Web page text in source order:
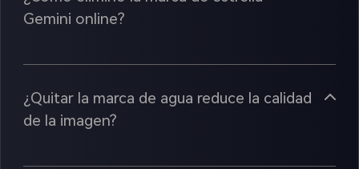
¿Quitar la marca de agua reduce la calidad